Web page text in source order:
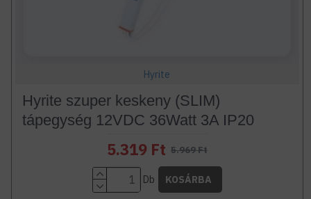
Hyrite
Hyrite szuper keskeny (SLIM)
tápegység 12VDC 36Watt 3A IP20
5.319 Ft 5.969 Ft
Db KOSÁRBA